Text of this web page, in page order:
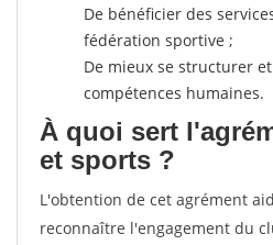
De bénéficier des
fédération sportive ;
De mieux se structurer
compétences humaines.
À quoi sert
et sports ?
L'obtention de cet agrément
reconnaître l'engagement du